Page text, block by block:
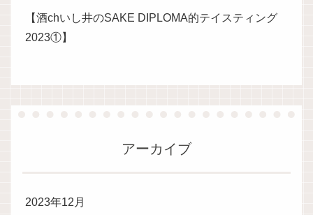
【酒chいし井のSAKE DIPLOMA的テイスティング
2023①】
アーカイブ
2023年12月